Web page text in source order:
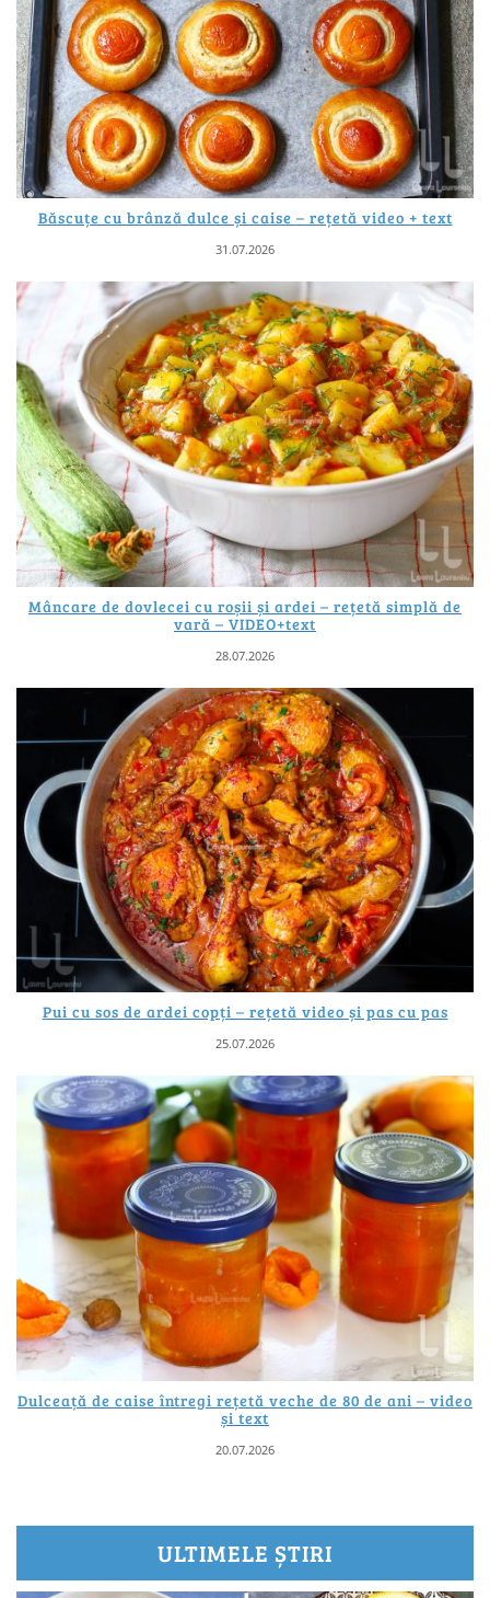
Băscuțe cu brânză dulce și caise – rețetă video + text
31.07.2026
Mâncare de dovlecei cu roșii și ardei – rețetă simplă de
vară – VIDEO+text
28.07.2026
Pui cu sos de ardei copți – rețetă video și pas cu pas
25.07.2026
Dulceață de caise întregi rețetă veche de 80 de ani – video
și text
20.07.2026
ULTIMELE ȘTIRI